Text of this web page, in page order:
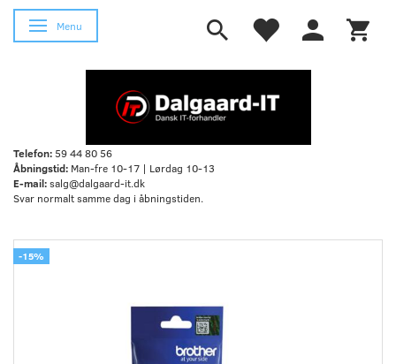
Skifte navigation
Menu
Telefon:59 44 80 56
Åbningstid: Man-fre 10-17 | Lørdag 10-13
E-mail:salg@dalgaard-it.dk
Svar normalt samme dag i åbningstiden.
-15%